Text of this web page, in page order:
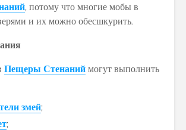
, потому что многие мобы в
и их можно обесшкурить.
Пещеры Стенаний могут выполнить
змей;
;